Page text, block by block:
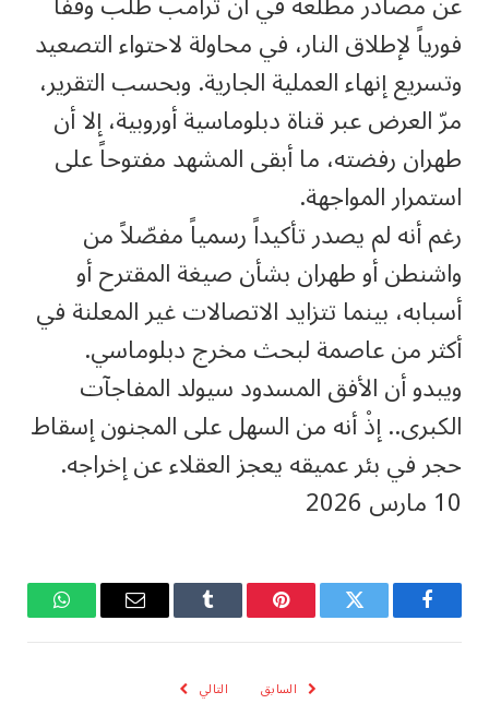
فورياً لإطلاق النار، في محاولة لاحتواء التصعيد
وتسريع إنهاء العملية الجارية. وبحسب التقرير،
مرّ العرض عبر قناة دبلوماسية أوروبية، إلا أن
طهران رفضته، ما أبقى المشهد مفتوحاً على
استمرار المواجهة.
رغم أنه لم يصدر تأكيداً رسمياً مفصّلاً من
واشنطن أو طهران بشأن صيغة المقترح أو
أسبابه، بينما تتزايد الاتصالات غير المعلنة في
أكثر من عاصمة لبحث مخرج دبلوماسي.
ويبدو أن الأفق المسدود سيولد المفاجآت
الكبرى.. إذْ أنه من السهل على المجنون إسقاط
حجر في بئر عميقه يعجز العقلاء عن إخراجه.
10 مارس 2026
فيسبوك تويتر بينتيريستTumblr
البريد
واتساب
السابق التالي